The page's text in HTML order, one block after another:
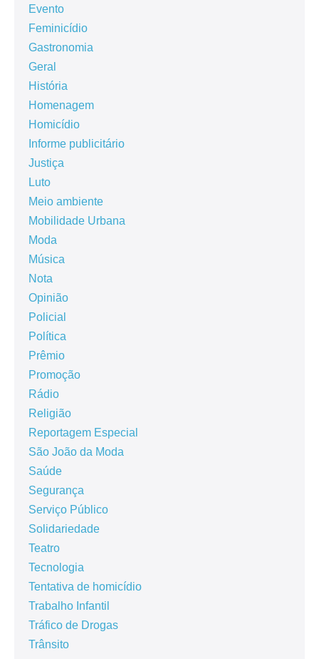
Evento
Feminicídio
Gastronomia
Geral
História
Homenagem
Homicídio
Informe publicitário
Justiça
Luto
Meio ambiente
Mobilidade Urbana
Moda
Música
Nota
Opinião
Policial
Política
Prêmio
Promoção
Rádio
Religião
Reportagem Especial
São João da Moda
Saúde
Segurança
Serviço Público
Solidariedade
Teatro
Tecnologia
Tentativa de homicídio
Trabalho Infantil
Tráfico de Drogas
Trânsito